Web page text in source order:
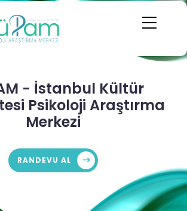
- İstanbul Kültür
Psikoloji Araştırma
Merkezi
RANDEVU AL